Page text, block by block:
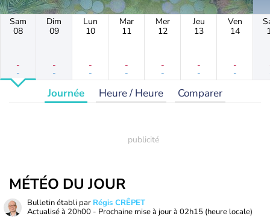
Sam
08
-
-
Dim
09
-
-
Lun
10
-
-
Mar
11
-
-
Mer
12
-
-
Jeu
13
-
-
Ven
14
-
-
Journée Heure / Heure Comparer
MÉTÉO DU JOUR
Bulletin établi par Régis CRÊPET
Actualisé à 20h00 - Prochaine mise à jour à 02h15 (heure locale)